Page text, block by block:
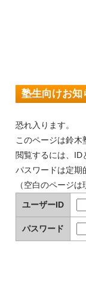
塾生向けお知
恐れ入ります。
このページは鈴木
閲覧するには、ID
パスワードは定期
（空白のページは
ユーザーID
パスワード